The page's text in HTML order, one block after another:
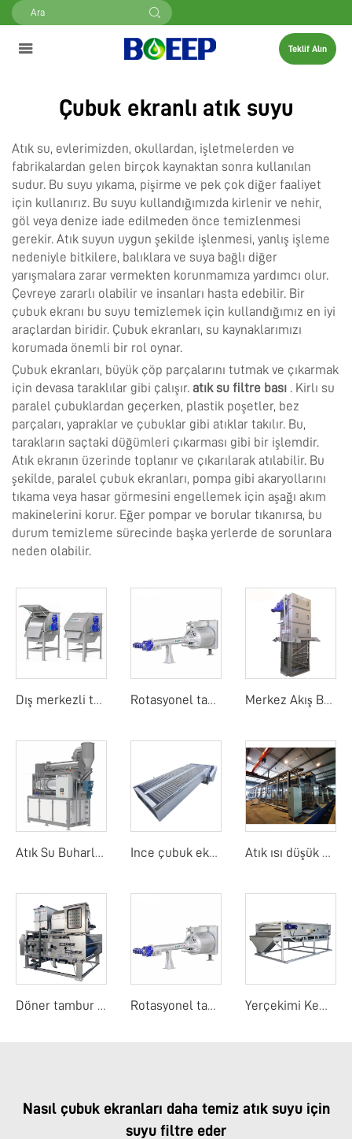
Teklif Alın
Çubuk ekranlı atık suyu
Atık su, evlerimizden, okullardan, işletmelerden ve
fabrikalardan gelen birçok kaynaktan sonra kullanılan
sudur. Bu suyu yıkama, pişirme ve pek çok diğer faaliyet
için kullanırız. Bu suyu kullandığımızda kirlenir ve nehir,
göl veya denize iade edilmeden önce temizlenmesi
gerekir. Atık suyun uygun şekilde işlenmesi, yanlış işleme
nedeniyle bitkilere, balıklara ve suya bağlı diğer
yarışmalara zarar vermekten korunmamıza yardımcı olur.
Çevreye zararlı olabilir ve insanları hasta edebilir. Bir
çubuk ekranı bu suyu temizlemek için kullandığımız en iyi
araçlardan biridir. Çubuk ekranları, su kaynaklarımızı
korumada önemli bir rol oynar.
Çubuk ekranları, büyük çöp parçalarını tutmak ve çıkarmak
için devasa taraklılar gibi çalışır. atık su filtre bası . Kirlı su
paralel çubuklardan geçerken, plastik poşetler, bez
parçaları, yapraklar ve çubuklar gibi atıklar takılır. Bu,
tarakların saçtaki düğümleri çıkarması gibi bir işlemdir.
Atık ekranın üzerinde toplanır ve çıkarılarak atılabilir. Bu
şekilde, paralel çubuk ekranları, pompa gibi akaryollarını
tıkama veya hasar görmesini engellemek için aşağı akım
makinelerini korur. Eğer pompar ve borular tıkanırsa, bu
durum temizleme sürecinde başka yerlerde de sorunlara
neden olabilir.
Dış merkezli tambur ekranı Rotasyonel tambur detay ekranı Merkez Akış Bant Ekranı
Atık Su Buharlaştırıcı Ince çubuk ekranı Atık ısı düşük sıcaklık bant kurutma makinesi
Döner tambur bant filtre basıncı Rotasyonel tambur detay ekranı Yerçekimi Kemer Yoğunlaştırıcı
Nasıl çubuk ekranları daha temiz atık suyu için
suyu filtre eder